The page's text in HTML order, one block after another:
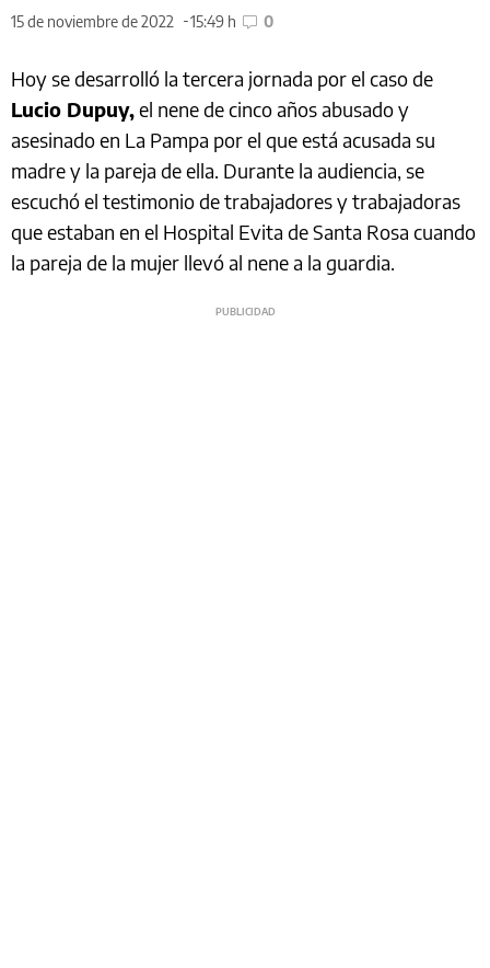
15 de noviembre de 2022 15:49 h 0
Hoy se desarrolló la tercera jornada por el caso de
Lucio Dupuy,el nene de cinco años abusado y
asesinado en La Pampa por el que está acusada su
madre y la pareja de ella. Durante la audiencia, se
escuchó el testimonio de trabajadores y trabajadoras
que estaban en el Hospital Evita de Santa Rosa cuando
la pareja de la mujer llevó al nene a la guardia.